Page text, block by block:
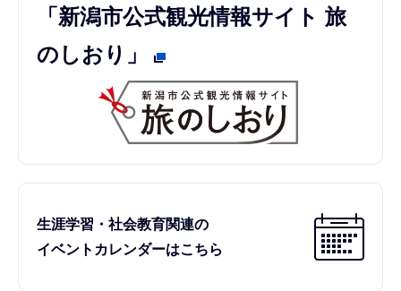
「新潟市公式観光情報サイト 旅
のしおり」
生涯学習・社会教育関連の
イベントカレンダーはこちら